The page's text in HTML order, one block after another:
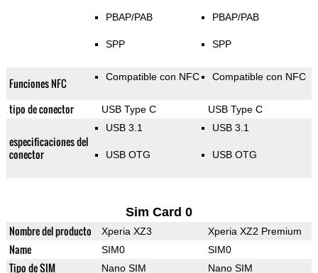
PBAP/PAB
SPP
PBAP/PAB
SPP
Funciones NFC Compatible con NFC Compatible con NFC
tipo de conector USB Type C USB Type C
especificaciones del
conector
USB 3.1
USB OTG
USB 3.1
USB OTG
Sim Card 0
Nombre del producto Xperia XZ3 Xperia XZ2 Premium
Name SIM0 SIM0
Tipo de SIM Nano SIM Nano SIM